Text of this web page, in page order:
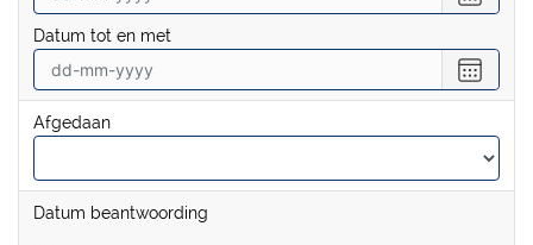
een
vanaf
Datum tot en met
een
tot
en
met
Afgedaan
Datum beantwoording